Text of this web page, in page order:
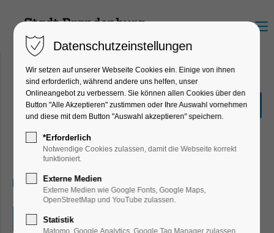
Menu
Festival of Light:
Außenstandort Hotel
Brandenburger Dom
Highlight, Jahrestag, Jubiläum, Kunst, Religion
17.10.2025, 19:00–22:00
Eintritt frei
Datenschutzeinstellungen
Wir setzen auf unserer Webseite Cookies ein. Einige von ihnen
sind erforderlich, während andere uns helfen, unser
Onlineangebot zu verbessern. Sie können allen Cookies über den
Button "Alle Akzeptieren" zustimmen oder Ihre Auswahl vornehmen
und diese mit dem Button "Auswahl akzeptieren" speichern.
*Erforderlich
Notwendige Cookies zulassen, damit die Webseite korrekt
funktioniert.
Externe Medien
Externe Medien wie Google Fonts, Google Maps,
OpenStreetMap und YouTube zulassen.
Statistik
Matomo, Google Analytics, Google Tag Manager zulassen.